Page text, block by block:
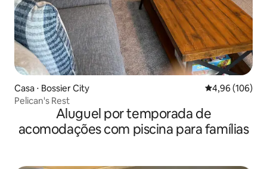
Casa ⋅ Bossier City 4,96 de uma
4,96 (106)
Pelican's Rest
Aluguel por temporada de
acomodações com piscina para famílias